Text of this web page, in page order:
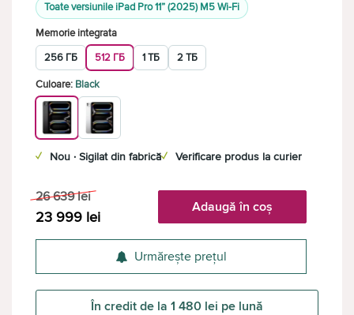
Toate versiunile iPad Pro 11” (2025) M5 Wi-Fi
Memorie integrata
256 ГБ
512 ГБ 1 ТБ 2 ТБ
Culoare: Black
✓ Nou · Sigilat din fabrică✓ Verificare produs la curier
26 639 lei
23 999 lei
Adaugă în coș
Urmărește prețul
În credit de la 1 480 lei pe lună